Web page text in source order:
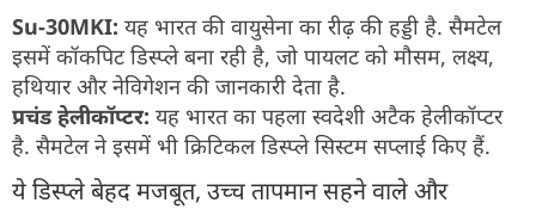
Su-30MKI: यह भारत की वायुसेना का रीढ़ की हड्डी है. सैमटेल
इसमें कॉकपिट डिस्प्ले बना रही है, जो पायलट को मौसम, लक्ष्य,
हथियार और नेविगेशन की जानकारी देता है.
प्रचंड हेलीकॉप्टर: यह भारत का पहला स्वदेशी अटैक हेलीकॉप्टर
है. सैमटेल ने इसमें भी क्रिटिकल डिस्प्ले सिस्टम सप्लाई किए हैं.
ये डिस्प्ले बेहद मजबूत, उच्च तापमान सहने वाले और